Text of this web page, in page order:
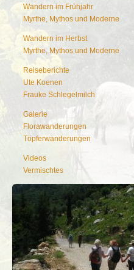
Wandern im Frühjahr
Myrthe, Mythos und Moderne
Wandern im Herbst
Myrthe, Mythos und Moderne
Reiseberichte
Ute Koenen
Frauke Schlegelmilch
Galerie
Florawanderungen
Töpferwanderungen
Videos
Vermischtes